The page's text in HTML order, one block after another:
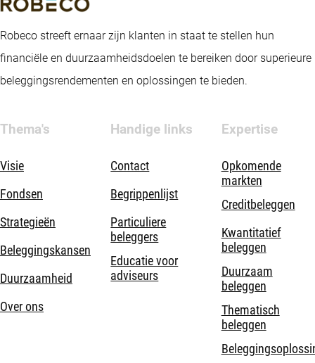
Robeco streeft ernaar zijn klanten in staat te stellen hun
financiële en duurzaamheidsdoelen te bereiken door superieure
beleggingsrendementen en oplossingen te bieden.
Thema's
Visie
Fondsen
Strategieën
Beleggingskansen
Duurzaamheid
Over ons
Handige links
Contact
Begrippenlijst
Particuliere
beleggers
Educatie voor
adviseurs
Expertise
Opkomende
markten
Creditbeleggen
Kwantitatief
beleggen
Duurzaam
beleggen
Thematisch
beleggen